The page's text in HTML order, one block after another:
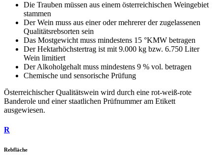
Die Trauben müssen aus einem österreichischen Weingebiet
stammen
Der Wein muss aus einer oder mehrerer der zugelassenen
Qualitätsrebsorten sein
Das Mostgewicht muss mindestens 15 °KMW betragen
Der Hektarhöchstertrag ist mit 9.000 kg bzw. 6.750 Liter
Wein limitiert
Der Alkoholgehalt muss mindestens 9 % vol. betragen
Chemische und sensorische Prüfung
Österreichischer Qualitätswein wird durch eine rot-weiß-rote
Banderole und einer staatlichen Prüfnummer am Etikett
ausgewiesen.
R
Rebfläche